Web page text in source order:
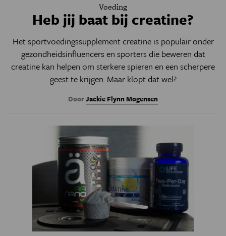
Voeding
Heb jij baat bij creatine?
Het sportvoedingssupplement creatine is populair onder
gezondheidsinfluencers en sporters die beweren dat
creatine kan helpen om sterkere spieren en een scherpere
geest te krijgen. Maar klopt dat wel?
DoorJackie Flynn Mogensen